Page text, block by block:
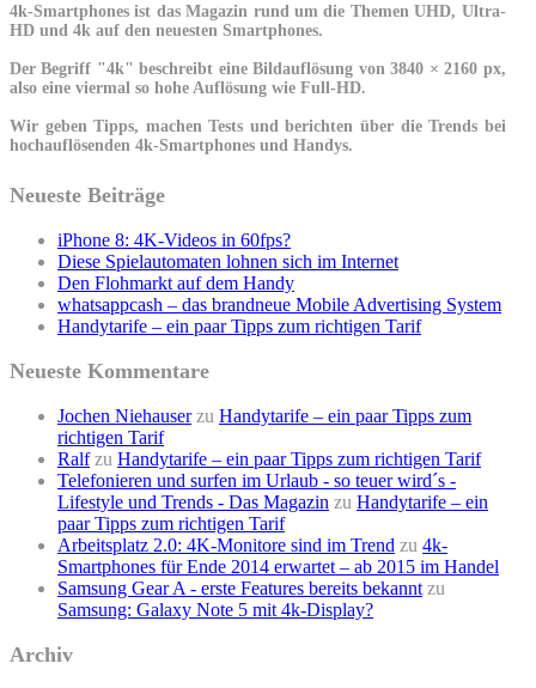
4k-Smartphones ist das Magazin rund um die Themen UHD, Ultra-
HD und 4k auf den neuesten Smartphones.
Der Begriff "4k" beschreibt eine Bildauflösung von 3840 × 2160 px,
also eine viermal so hohe Auflösung wie Full-HD.
Wir geben Tipps, machen Tests und berichten über die Trends bei
hochauflösenden 4k-Smartphones und Handys.
Neueste Beiträge
iPhone 8: 4K-Videos in 60fps?
Diese Spielautomaten lohnen sich im Internet
Den Flohmarkt auf dem Handy
whatsappcash – das brandneue Mobile Advertising System
Handytarife – ein paar Tipps zum richtigen Tarif
Neueste Kommentare
Jochen Niehauserzu Handytarife – ein paar Tipps zum
richtigen Tarif
Ralfzu Handytarife – ein paar Tipps zum richtigen Tarif
Telefonieren und surfen im Urlaub - so teuer wird´s -
Lifestyle und Trends - Das Magazin zu Handytarife – ein
paar Tipps zum richtigen Tarif
Arbeitsplatz 2.0: 4K-Monitore sind im Trend zu 4k-
Smartphones für Ende 2014 erwartet – ab 2015 im Handel
Samsung Gear A - erste Features bereits bekannt zu
Samsung: Galaxy Note 5 mit 4k-Display?
Archiv